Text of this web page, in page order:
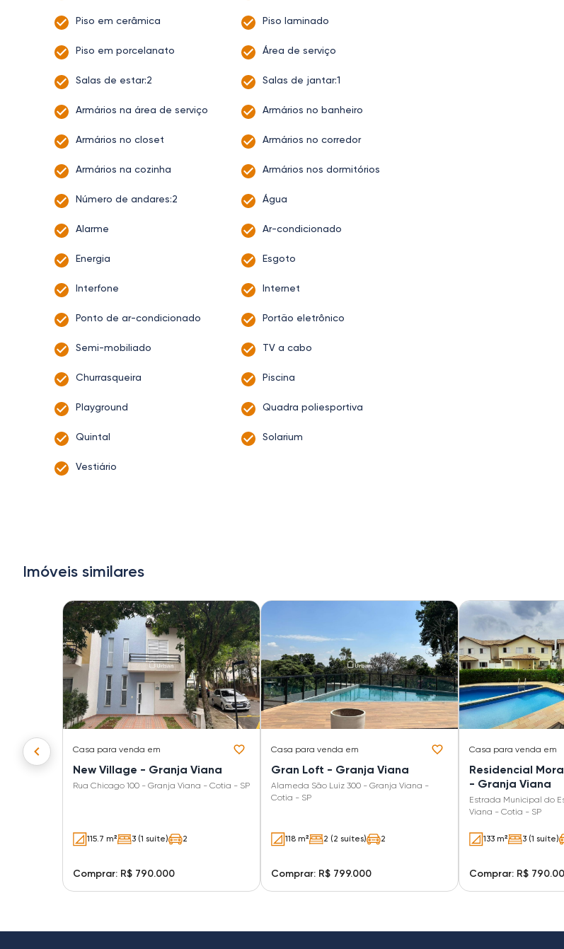
Piso em cerâmica Piso laminado
Piso em porcelanato Área de serviço
Salas de estar:2 Salas de jantar:1
Armários na área de serviço Armários no banheiro
Armários no closet Armários no corredor
Armários na cozinha Armários nos dormitórios
Número de andares:2 Água
Alarme Ar-condicionado
Energia Esgoto
Interfone Internet
Ponto de ar-condicionado Portão eletrônico
Semi-mobiliado TV a cabo
Churrasqueira Piscina
Playground Quadra poliesportiva
Quintal Solarium
Vestiário
Imóveis similares
Casa para venda em
New Village - Granja Viana
Rua Chicago 100 - Granja Viana - Cotia - SP
115.7 m² 3 (1 suíte) 2
Comprar: R$ 790.000
Casa para venda em
Gran Loft - Granja Viana
Alameda São Luiz 300 - Granja Viana -
Cotia - SP
118 m² 2 (2 suítes) 2
Comprar: R$ 799.000
Casa para venda em
Residencial
- Granja Viana
Estrada Municipal do
Viana - Cotia - SP
133 m² 3 (1 suíte)
Comprar: R$